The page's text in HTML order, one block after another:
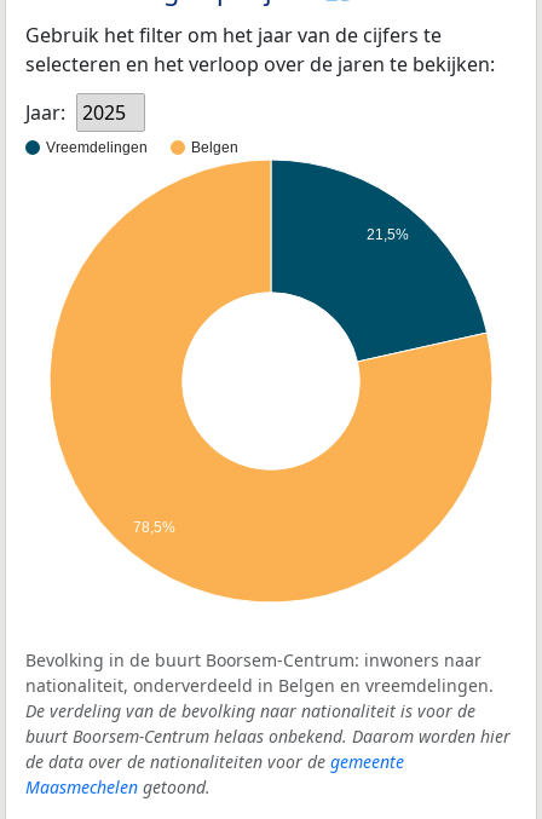
Gebruik het filter om het jaar van de cijfers te
selecteren en het verloop over de jaren te bekijken:
Jaar:
2025
Vreemdelingen Belgen
21,5%
78,5%
Bevolking in de buurt Boorsem-Centrum: inwoners naar
nationaliteit, onderverdeeld in Belgen en vreemdelingen.
De verdeling van de bevolking naar nationaliteit is voor de
buurt Boorsem-Centrum helaas onbekend. Daarom worden hier
de data over de nationaliteiten voor de gemeente
Maasmechelen getoond.